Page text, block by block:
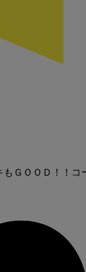
もＧＯＯＤ！！コ